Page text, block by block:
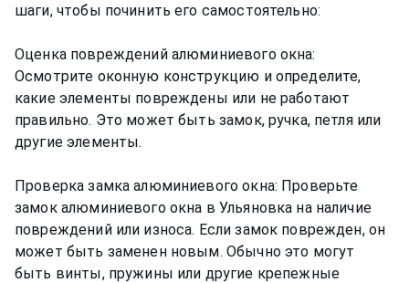
шаги, чтобы починить его самостоятельно:
Оценка повреждений алюминиевого окна:
Осмотрите оконную конструкцию и определите,
какие элементы повреждены или не работают
правильно. Это может быть замок, ручка, петля или
другие элементы.
Проверка замка алюминиевого окна: Проверьте
замок алюминиевого окна в Ульяновка на наличие
повреждений или износа. Если замок поврежден, он
может быть заменен новым. Обычно это могут
быть винты, пружины или другие крепежные